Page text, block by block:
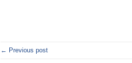
← Previous post